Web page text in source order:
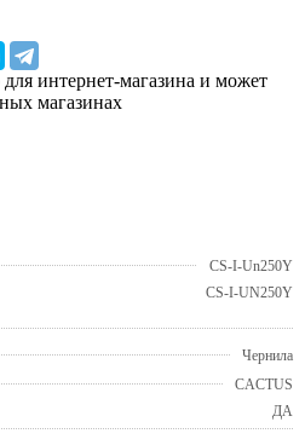
интернет-магазина и может
магазинах
CS-I-Un250Y
CS-I-UN250Y
Чернила
CACTUS
ДА